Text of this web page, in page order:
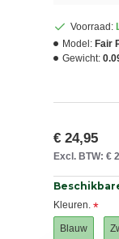
Voorraad:
Model: Fair
Gewicht:
€ 24,95
Excl. BTW: €
Kleuren.
Blauw